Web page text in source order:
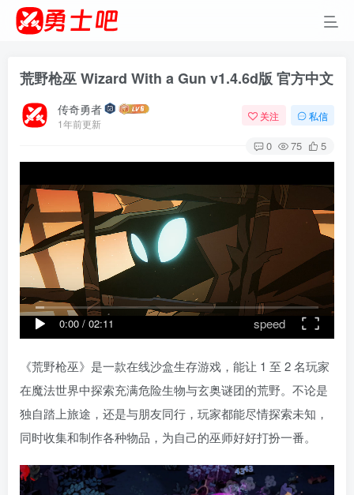
荒野枪巫 Wizard With a Gun v1.4.6d版 官方中文
传奇勇者
1年前更新
关注 私信
0 75 5
0:00 / 02:11 speed
《荒野枪巫》是一款在线沙盒生存游戏，能让 1 至 2 名玩家
在魔法世界中探索充满危险生物与玄奥谜团的荒野。不论是
独自踏上旅途，还是与朋友同行，玩家都能尽情探索未知，
同时收集和制作各种物品，为自己的巫师好好打扮一番。